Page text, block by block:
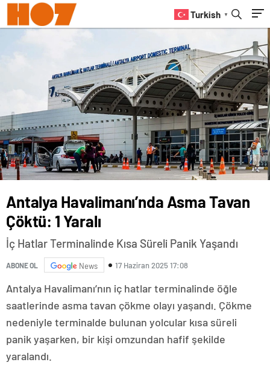
Turkish ▼
Antalya Havalimanı’nda Asma Tavan
Çöktü: 1 Yaralı
İç Hatlar Terminalinde Kısa Süreli Panik Yaşandı
ABONE OL News 17 Haziran 2025 17:08
Antalya Havalimanı’nın iç hatlar terminalinde öğle
saatlerinde asma tavan çökme olayı yaşandı. Çökme
nedeniyle terminalde bulunan yolcular kısa süreli
panik yaşarken, bir kişi omzundan hafif şekilde
yaralandı.